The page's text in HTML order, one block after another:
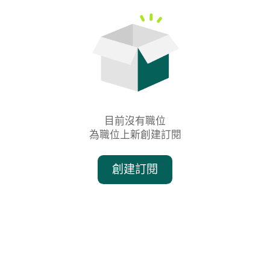
目前沒有職位
為職位上新創建訂閱
創建訂閱